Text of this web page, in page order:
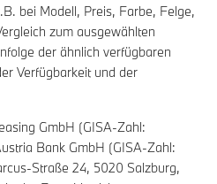
bei Modell, Preis, Farbe, Felge,
zum ausgewählten
der ähnlich verfügbaren
Verfügbarkeit und der
GmbH (GISA-Zahl:
Bank GmbH (GISA-Zahl:
Straße 24, 5020 Salzburg,